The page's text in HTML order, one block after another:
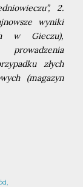
2.
wyniki
w Gieczu),
złych
(magazyn